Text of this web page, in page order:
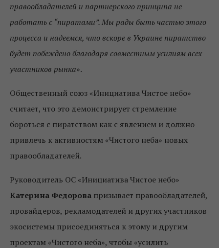
правообладателей и партнерского принципа не
работать с “пиратами”. Мы рады быть частью этого
процесса и надеемся, что вскоре в Украине пиратство
будет побеждено благодаря совместным усилиям всех
участников рынка».
Общественный союз «Инициатива Чистое небо»
считает, что это демонстрирует стремление
бороться с пиратством как с явлением и должно
привлечь к активностям «Чистого неба» новых
правообладателей.
Руководитель ОС «Инициатива Чистое небо»
Катерина Федорова призывает правообладателей,
провайдеров, рекламодателей и других участников
экосистемы присоединяться к этому и другим
проектам «Чистого неба», чтобы «усилить